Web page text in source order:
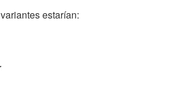
estarían: